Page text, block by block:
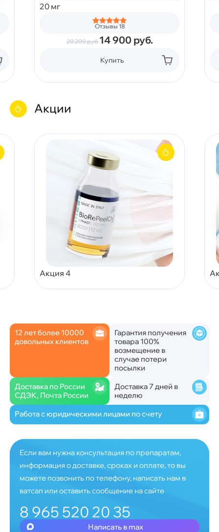
20 мг
Отзывы 18
20 200руб.14 900 руб.
Купить
Акции
Акция 4
12 лет более 10000
довольных клиентов
Гарантия получения
товара 100%
возмещение в
случае потери
посылки
Доставка по России
СДЭК, Почта России
Доставка 7 дней в
неделю
Работа с юридическими лицами по счету
Если вам нужна консультация по препаратам,
информация о доставке, сроках и оплате, то вы
можете позвонить по телефону, написать нам в
ватсап или оставить сообщение на сайте
8 965 520 20 35
Написать в max